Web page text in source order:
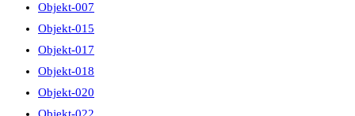
Objekt-007
Objekt-015
Objekt-017
Objekt-018
Objekt-020